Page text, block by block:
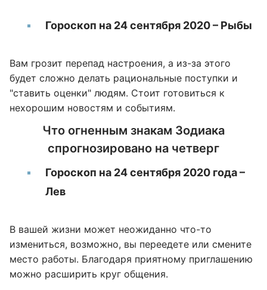
Гороскоп на 24 сентября 2020 – Рыбы
Вам грозит перепад настроения, а из-за этого
будет сложно делать рациональные поступки и
"ставить оценки" людям. Стоит готовиться к
нехорошим новостям и событиям.
Что огненным знакам Зодиака
спрогнозировано на четверг
Гороскоп на 24 сентября 2020 года –
Лев
В вашей жизни может неожиданно что-то
измениться, возможно, вы переедете или смените
место работы. Благодаря приятному приглашению
можно расширить круг общения.